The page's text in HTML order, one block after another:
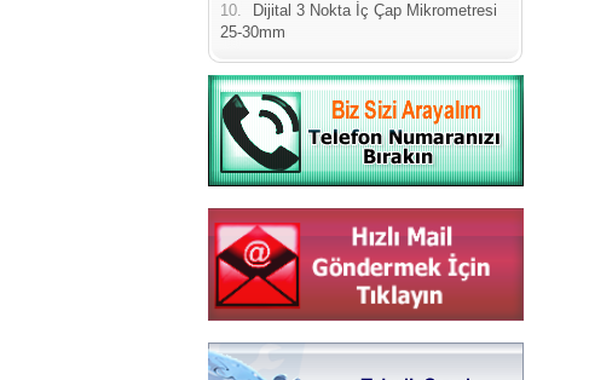
10.
Dijital 3 Nokta İç Çap Mikrometresi
25-30mm